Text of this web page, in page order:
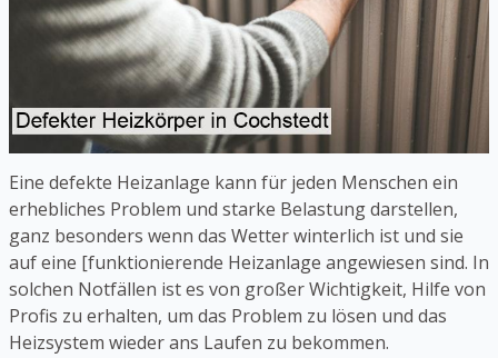
Eine defekte Heizanlage kann für jeden Menschen ein
erhebliches Problem und starke Belastung darstellen,
ganz besonders wenn das Wetter winterlich ist und sie
auf eine [funktionierende Heizanlage angewiesen sind. In
solchen Notfällen ist es von großer Wichtigkeit, Hilfe von
Profis zu erhalten, um das Problem zu lösen und das
Heizsystem wieder ans Laufen zu bekommen.